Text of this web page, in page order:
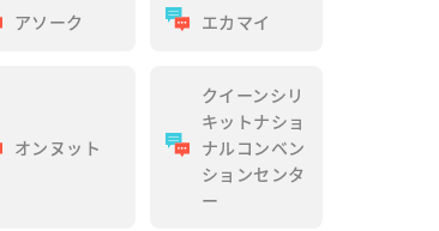
アソーク エカマイ
オンヌット
クイーンシリ
キットナショ
ナルコンベン
ションセンタ
ー